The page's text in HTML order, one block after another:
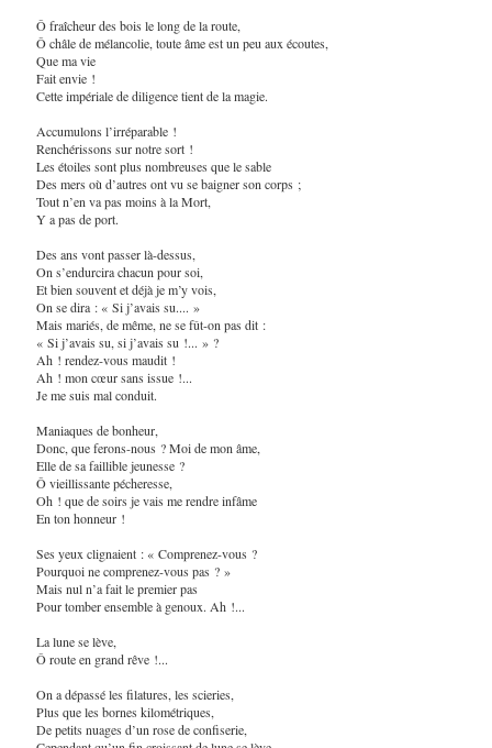
Ô fraîcheur des bois le long de la route,
Ô châle de mélancolie, toute âme est un peu aux écoutes,
Que ma vie
Fait envie !
Cette impériale de diligence tient de la magie.
Accumulons l’irréparable !
Renchérissons sur notre sort !
Les étoiles sont plus nombreuses que le sable
Des mers où d’autres ont vu se baigner son corps ;
Tout n’en va pas moins à la Mort,
Y a pas de port.
Des ans vont passer là-dessus,
On s’endurcira chacun pour soi,
Et bien souvent et déjà je m’y vois,
On se dira : « Si j’avais su.... »
Mais mariés, de même, ne se fût-on pas dit :
« Si j’avais su, si j’avais su !... » ?
Ah ! rendez-vous maudit !
Ah ! mon cœur sans issue !...
Je me suis mal conduit.
Maniaques de bonheur,
Donc, que ferons-nous ? Moi de mon âme,
Elle de sa faillible jeunesse ?
Ô vieillissante pécheresse,
Oh ! que de soirs je vais me rendre infâme
En ton honneur !
Ses yeux clignaient : « Comprenez-vous ?
Pourquoi ne comprenez-vous pas ? »
Mais nul n’a fait le premier pas
Pour tomber ensemble à genoux. Ah !...
La lune se lève,
Ô route en grand rêve !...
On a dépassé les filatures, les scieries,
Plus que les bornes kilométriques,
De petits nuages d’un rose de confiserie,